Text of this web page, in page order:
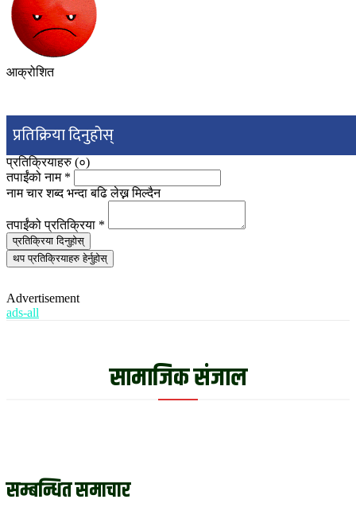
आक्रोशित
प्रतिक्रिया दिनुहोस्
प्रतिक्रियाहरु (०)
तपाईंको नाम *
नाम चार शब्द भन्दा बढि लेख्न मिल्दैन
तपाईंको प्रतिक्रिया *
प्रतिक्रिया दिनुहोस्
थप प्रतिक्रियाहरु हेर्नुहोस्
Advertisement
ads-all
सामाजिक संजाल
सम्बन्धित समाचार